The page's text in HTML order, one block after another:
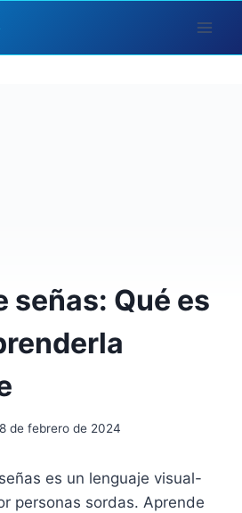
señas: Qué es
de febrero de 2024
es un lenguaje visual-
personas sordas. Aprende